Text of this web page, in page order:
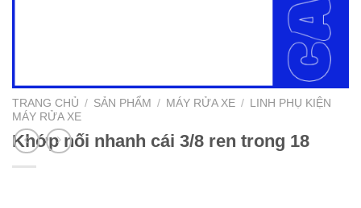
TRANG CHỦ / SẢN PHẨM / MÁY RỬA XE / LINH PHỤ KIỆN
MÁY RỬA XE
Khớp nối nhanh cái 3/8 ren trong 18